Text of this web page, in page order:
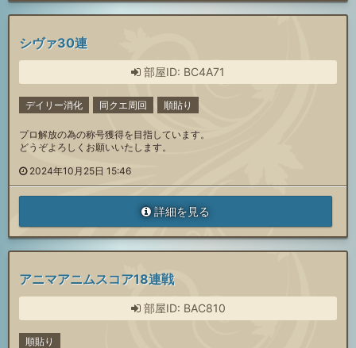
シヴァ30連
部屋ID: BC4A71
デイリー消化 同クエ周回 順貼り
プロ解放の為の称号獲得を目指しています。
どうぞよろしくお願いいたします。
2024年10月25日 15:46
詳細を見る
アニマアニムスコア18連戦
部屋ID: BAC810
順貼り